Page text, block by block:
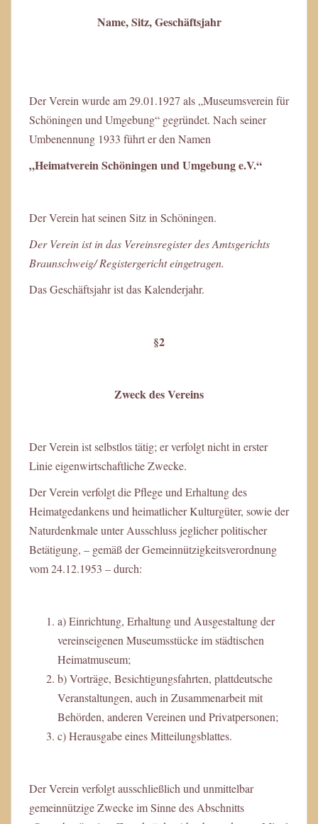
Name, Sitz, Geschäftsjahr
Der Verein wurde am 29.01.1927 als „Museumsverein für
Schöningen und Umgebung“ gegründet. Nach seiner
Umbenennung 1933 führt er den Namen
„Heimatverein Schöningen und Umgebung e.V.“
Der Verein hat seinen Sitz in Schöningen.
Der Verein ist in das Vereinsregister des Amtsgerichts
Braunschweig/ Registergericht eingetragen.
Das Geschäftsjahr ist das Kalenderjahr.
§2
Zweck des Vereins
Der Verein ist selbstlos tätig; er verfolgt nicht in erster
Linie eigenwirtschaftliche Zwecke.
Der Verein verfolgt die Pflege und Erhaltung des
Heimatgedankens und heimatlicher Kulturgüter, sowie der
Naturdenkmale unter Ausschluss jeglicher politischer
Betätigung, – gemäß der Gemeinnützigkeitsverordnung
vom 24.12.1953 – durch:
a) Einrichtung, Erhaltung und Ausgestaltung der
vereinseigenen Museumsstücke im städtischen
Heimatmuseum;
b) Vorträge, Besichtigungsfahrten, plattdeutsche
Veranstaltungen, auch in Zusammenarbeit mit
Behörden, anderen Vereinen und Privatpersonen;
c) Herausgabe eines Mitteilungsblattes.
Der Verein verfolgt ausschließlich und unmittelbar
gemeinnützige Zwecke im Sinne des Abschnitts